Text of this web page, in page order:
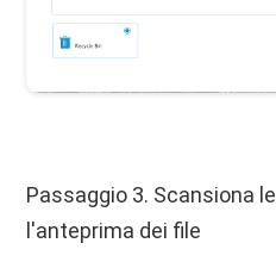
Passaggio 3. Scansiona
l'anteprima dei file